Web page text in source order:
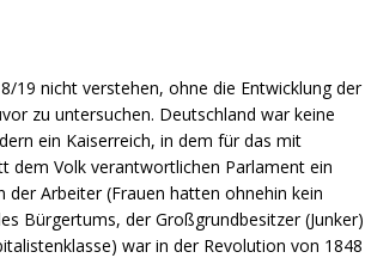
19 nicht verstehen, ohne die Entwicklung der
zu untersuchen. Deutschland war keine
ein Kaiserreich, in dem für das mit
dem Volk verantwortlichen Parlament ein
Arbeiter (Frauen hatten ohnehin kein
Bürgertums, der Großgrundbesitzer (Junker)
war in der Revolution von 1848